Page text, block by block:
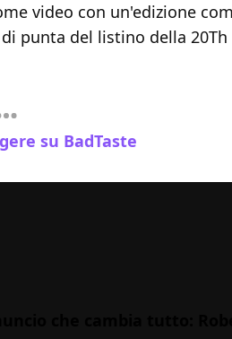
video con un'edizione
punta del listino della 20Th
su BadTaste
che cambia tutto: